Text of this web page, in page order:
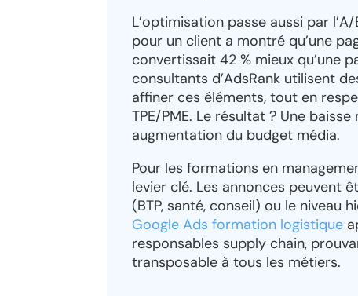
L’optimisation passe aussi par
pour un client a montré qu’une
convertissait 42 % mieux qu’une
consultants d’AdsRank utilisent
affiner ces éléments, tout en
TPE/PME. Le résultat ? Une
augmentation du budget média.
Pour les formations en
levier clé. Les annonces peuvent
(BTP, santé, conseil) ou le niveau
Google Ads formation logistique
responsables supply chain,
transposable à tous les métiers.